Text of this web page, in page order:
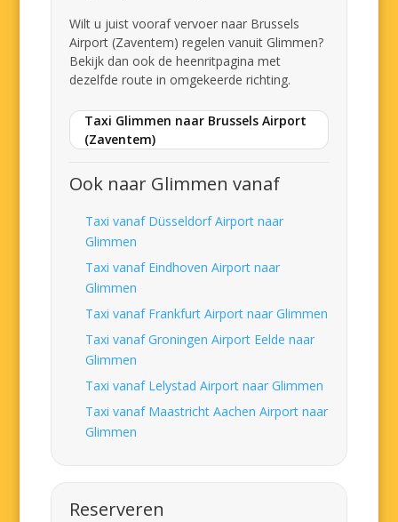
Wilt u juist vooraf vervoer naar Brussels
Airport (Zaventem) regelen vanuit Glimmen?
Bekijk dan ook de heenritpagina met
dezelfde route in omgekeerde richting.
Taxi Glimmen naar Brussels Airport
(Zaventem)
Ook naar Glimmen vanaf
Taxi vanaf Düsseldorf Airport naar
Glimmen
Taxi vanaf Eindhoven Airport naar
Glimmen
Taxi vanaf Frankfurt Airport naar Glimmen
Taxi vanaf Groningen Airport Eelde naar
Glimmen
Taxi vanaf Lelystad Airport naar Glimmen
Taxi vanaf Maastricht Aachen Airport naar
Glimmen
Reserveren